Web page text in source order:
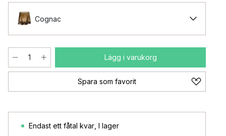
Cognac
Lägg i varukorg
Spara som favorit
Endast ett fåtal kvar I lager